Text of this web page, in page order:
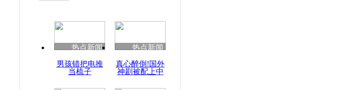
因
度苗族花山节
热点新闻
男孩错把电推
当梳子
热点新闻
真心醉倒!国外
神剧被配上中